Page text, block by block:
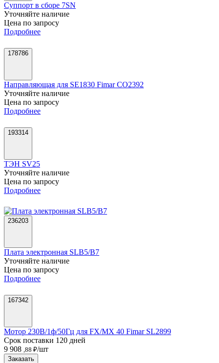
Суппорт в сборе 7SN
Уточняйте наличие
Цена по запросу
Подробнее
178786
Направляющая для SE1830 Fimar CO2392
Уточняйте наличие
Цена по запросу
Подробнее
193314
ТЭН SV25
Уточняйте наличие
Цена по запросу
Подробнее
236203
Плата электронная SLB5/B7
Уточняйте наличие
Цена по запросу
Подробнее
167342
Мотор 230В/1ф/50Гц для FX/MX 40 Fimar SL2899
Срок поставки 120 дней
9 908 ,88 ₽/шт
Заказать